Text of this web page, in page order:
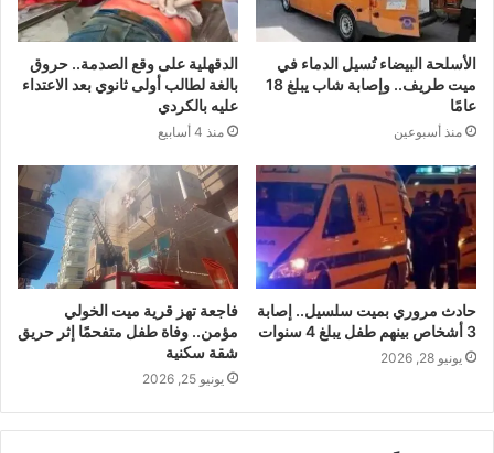
الأسلحة البيضاء تُسيل الدماء في
ميت طريف.. وإصابة شاب يبلغ 18
عامًا
منذ أسبوعين
الدقهلية على وقع الصدمة.. حروق
بالغة لطالب أولى ثانوي بعد الاعتداء
عليه بالكردي
منذ 4 أسابيع
حادث مروري بميت سلسيل.. إصابة
3 أشخاص بينهم طفل يبلغ 4 سنوات
يونيو 28, 2026
فاجعة تهز قرية ميت الخولي
مؤمن.. وفاة طفل متفحمًا إثر حريق
شقة سكنية
يونيو 25, 2026